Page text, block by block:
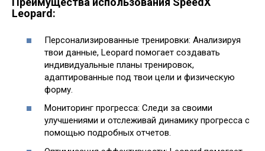
Leopard:
Персонализированные тренировки: Анализируя
твои данные, Leopard помогает создавать
индивидуальные планы тренировок,
адаптированные под твои цели и физическую
форму.
Мониторинг прогресса: Следи за своими
улучшениями и отслеживай динамику прогресса с
помощью подробных отчетов.